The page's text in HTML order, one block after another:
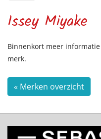
Issey Miyake
Binnenkort meer
merk.
« Merken overzicht